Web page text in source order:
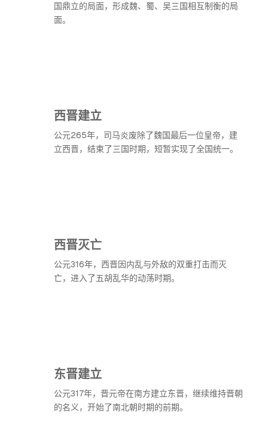
国鼎立的局面，形成魏、蜀、吴三国相互制衡的局
面。
西晋建立
公元265年，司马炎废除了魏国最后一位皇帝，建
立西晋，结束了三国时期，短暂实现了全国统一。
西晋灭亡
公元316年，西晋因内乱与外敌的双重打击而灭
亡，进入了五胡乱华的动荡时期。
东晋建立
公元317年，晋元帝在南方建立东晋，继续维持晋朝
的名义，开始了南北朝时期的前期。